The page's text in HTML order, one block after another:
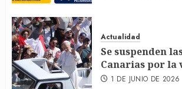
Actualidad
Se suspenden
Canarias por la
1 DE JUNIO DE 2026